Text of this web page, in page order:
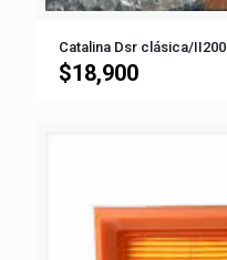
Catalina Dsr clásica/II200
$18,900